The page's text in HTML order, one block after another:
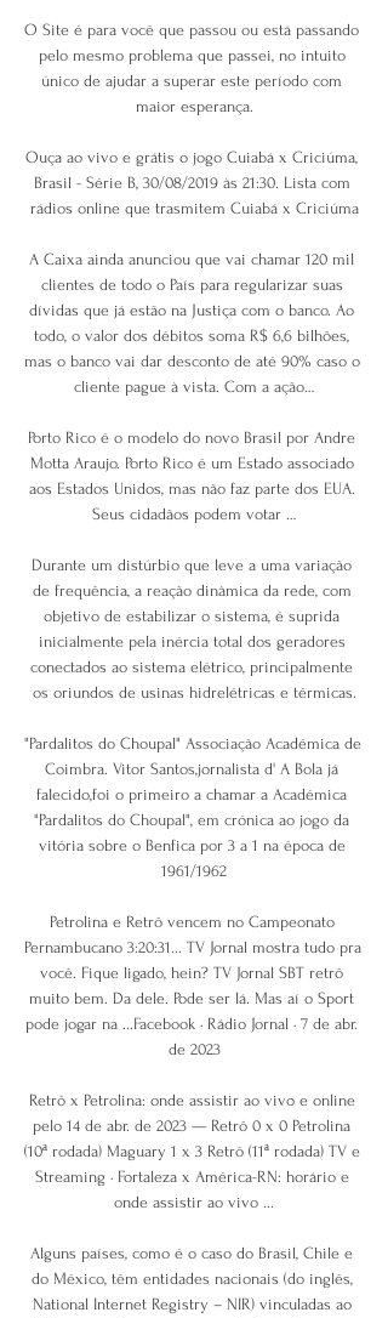
O Site é para você que passou ou está passando
pelo mesmo problema que passei, no intuito
único de ajudar a superar este período com
maior esperança.
Ouça ao vivo e grátis o jogo Cuiabá x Criciúma,
Brasil - Série B, 30/08/2019 às 21:30. Lista com
rádios online que trasmitem Cuiabá x Criciúma
A Caixa ainda anunciou que vai chamar 120 mil
clientes de todo o País para regularizar suas
dívidas que já estão na Justiça com o banco. Ao
todo, o valor dos débitos soma R$ 6,6 bilhões,
mas o banco vai dar desconto de até 90% caso o
cliente pague à vista. Com a ação…
Porto Rico é o modelo do novo Brasil por Andre
Motta Araujo. Porto Rico é um Estado associado
aos Estados Unidos, mas não faz parte dos EUA.
Seus cidadãos podem votar …
Durante um distúrbio que leve a uma variação
de frequência, a reação dinâmica da rede, com
objetivo de estabilizar o sistema, é suprida
inicialmente pela inércia total dos geradores
conectados ao sistema elétrico, principalmente
os oriundos de usinas hidrelétricas e térmicas.
"Pardalitos do Choupal" Associação Académica de
Coimbra. Vitor Santos,jornalista d' A Bola já
falecido,foi o primeiro a chamar a Académica
"Pardalitos do Choupal", em crónica ao jogo da
vitória sobre o Benfica por 3 a 1 na época de
1961/1962
Petrolina e Retrô vencem no Campeonato
Pernambucano 3:20:31... TV Jornal mostra tudo pra
você. Fique ligado, hein? TV Jornal SBT retrô
muito bem. Da dele. Pode ser lá. Mas aí o Sport
pode jogar na ...Facebook · Rádio Jornal · 7 de abr.
de 2023
Retrô x Petrolina: onde assistir ao vivo e online
pelo 14 de abr. de 2023 — Retrô 0 x 0 Petrolina
(10ª rodada) Maguary 1 x 3 Retrô (11ª rodada) TV e
Streaming · Fortaleza x América-RN: horário e
onde assistir ao vivo ...
Alguns países, como é o caso do Brasil, Chile e
do México, têm entidades nacionais (do inglês,
National Internet Registry – NIR) vinculadas ao